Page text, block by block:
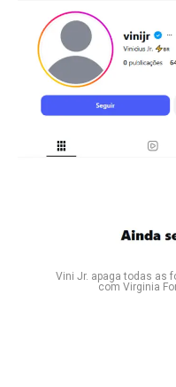
Vini Jr. apaga todas as
com Virginia